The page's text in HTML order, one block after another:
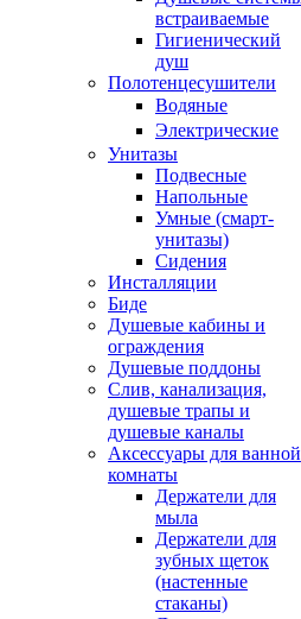
встраиваемые
Гигиенический
душ
Полотенцесушители
ㅤВодяные
ㅤЭлектрические
Унитазы
Подвесные
Напольные
Умные (смарт-
унитазы)
Сидения
Инсталляции
Биде
Душевые кабины и
ограждения
Душевые поддоны
Слив, канализация,
душевые трапы и
душевые каналы
Аксессуары для ванной
комнаты
Держатели для
мыла
Держатели для
зубных щеток
(настенные
стаканы)